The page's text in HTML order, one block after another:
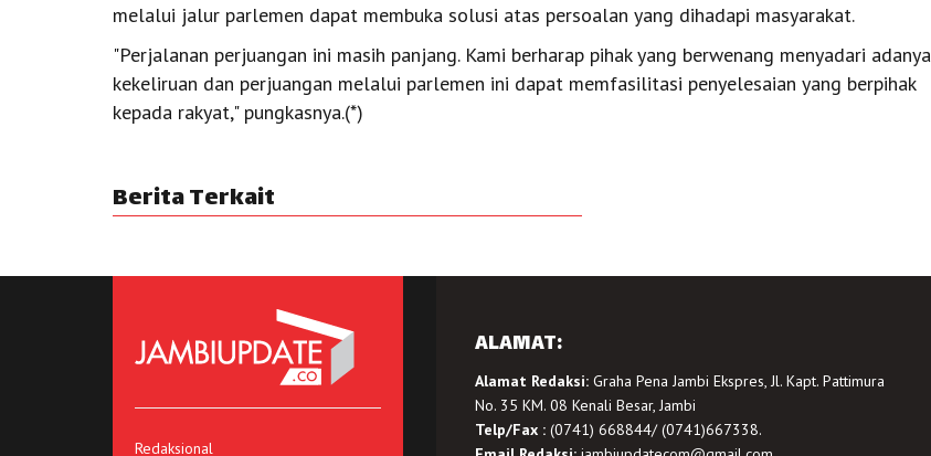
melalui jalur parlemen dapat membuka solusi atas persoalan yang dihadapi masyarakat.
"Perjalanan perjuangan ini masih panjang. Kami berharap pihak yang berwenang menyadari adanya
kekeliruan dan perjuangan melalui parlemen ini dapat memfasilitasi penyelesaian yang berpihak
kepada rakyat," pungkasnya.(*)
Berita Terkait
Redaksional
ALAMAT:
Alamat Redaksi:Graha Pena Jambi Ekspres, Jl. Kapt. Pattimura
No. 35 KM. 08 Kenali Besar, Jambi
Telp/Fax :(0741) 668844/ (0741)667338.